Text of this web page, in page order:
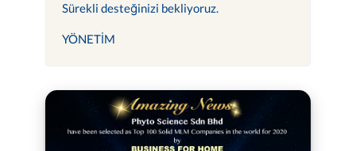
Sürekli desteğinizi bekliyoruz.
YÖNETİM